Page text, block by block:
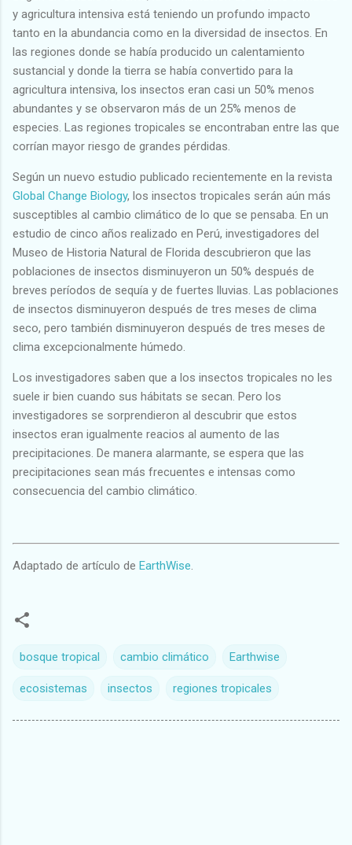
y agricultura intensiva está teniendo un profundo impacto
tanto en la abundancia como en la diversidad de insectos. En
las regiones donde se había producido un calentamiento
sustancial y donde la tierra se había convertido para la
agricultura intensiva, los insectos eran casi un 50% menos
abundantes y se observaron más de un 25% menos de
especies. Las regiones tropicales se encontraban entre las que
corrían mayor riesgo de grandes pérdidas.
Según un nuevo estudio publicado recientemente en la revista
Global Change Biology, los insectos tropicales serán aún más
susceptibles al cambio climático de lo que se pensaba. En un
estudio de cinco años realizado en Perú, investigadores del
Museo de Historia Natural de Florida descubrieron que las
poblaciones de insectos disminuyeron un 50% después de
breves períodos de sequía y de fuertes lluvias. Las poblaciones
de insectos disminuyeron después de tres meses de clima
seco, pero también disminuyeron después de tres meses de
clima excepcionalmente húmedo.
Los investigadores saben que a los insectos tropicales no les
suele ir bien cuando sus hábitats se secan. Pero los
investigadores se sorprendieron al descubrir que estos
insectos eran igualmente reacios al aumento de las
precipitaciones. De manera alarmante, se espera que las
precipitaciones sean más frecuentes e intensas como
consecuencia del cambio climático.
Adaptado de artículo de EarthWise
bosque tropical cambio climático Earthwise
ecosistemas insectos regiones tropicales